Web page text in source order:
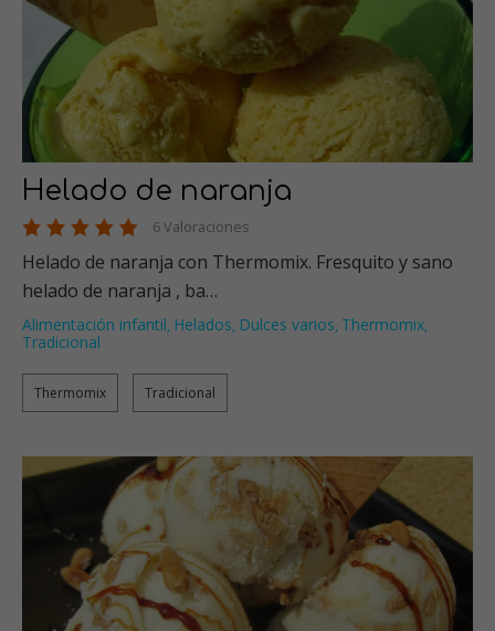
Helado de naranja
6 Valoraciones
Helado de naranja con Thermomix. Fresquito y sano
helado de naranja , ba…
Alimentación infantil, Helados, Dulces varios, Thermomix,
Tradicional
Thermomix Tradicional